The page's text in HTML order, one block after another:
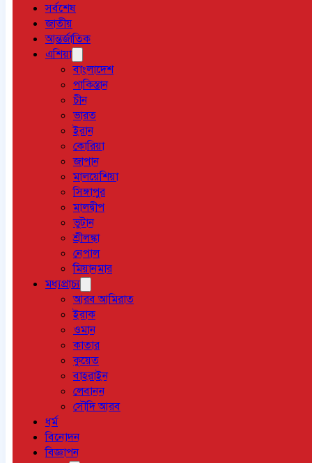
সর্বশেষ
জাতীয়
আন্তর্জাতিক
এশিয়া
বাংলাদেশ
পাকিস্তান
চীন
ভারত
ইরান
কোরিয়া
জাপান
মালয়েশিয়া
সিঙ্গাপুর
মালদ্বীপ
ভুটান
শ্রীলঙ্কা
নেপাল
মিয়ানমার
মধ্যপ্রাচ্য
আরব আমিরাত
ইরাক
ওমান
কাতার
কুয়েত
বাহরাইন
লেবানন
সৌদি আরব
ধর্ম
বিনোদন
বিজ্ঞাপন